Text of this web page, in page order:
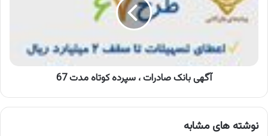
سپرده
کوتاه
آگهی بانک صادرات ، سپرده کوتاه مدت 67
نوشته های مشابه